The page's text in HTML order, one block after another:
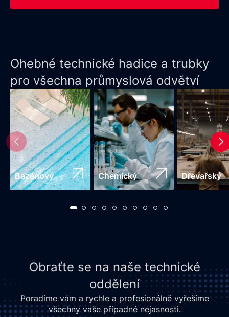
Ohebné technické hadice a trubky
pro všechna průmyslová odvětví
Bazénový Chemický Dřevařský
Obraťte se na naše technické
oddělení
Poradíme vám a rychle a profesionálně vyřešíme
všechny vaše případné nejasnosti.